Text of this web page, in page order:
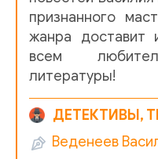
признанного
жанра доставит
всем
литературы!
ДЕТЕКТИВЫ,
Веденеев